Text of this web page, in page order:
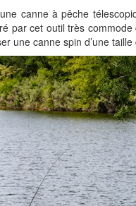
canne à pêche
par cet outil très
une canne spin d’une